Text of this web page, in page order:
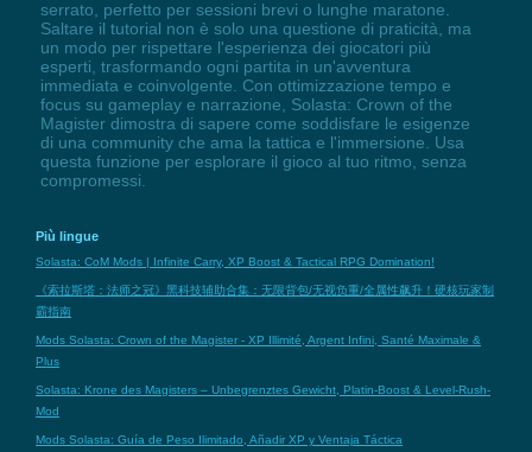
serrato, perfetto per sessioni brevi o lunghe maratone.
Saltare il tutorial non è solo una questione di praticità, ma
un modo per rispettare l'esperienza dei giocatori più
esperti, trasformando ogni partita in un'avventura
immediata e coinvolgente. Con ottimizzazione tempo e
focus su gameplay e narrazione, Solasta: Crown of the
Magister dimostra di sapere come soddisfare le esigenze
di una community che ama la tattica e l'immersione. Usa
questa funzione per esplorare il gioco al tuo ritmo, senza
compromessi.
Più lingue
Solasta: CoM Mods | Infinite Carry, XP Boost & Tactical RPG Domination!
《索拉斯塔：法师之冠》黑科技辅助合集：无限背包/无视负重/全属性飙升！硬核玩家制
霸指南
Mods Solasta: Crown of the Magister - XP Illimité, Argent Infini, Santé Maximale &
Plus
Solasta: Krone des Magisters – Unbegrenztes Gewicht, Platin-Boost & Level-Rush-
Mod
Mods Solasta: Guía de Peso Ilimitado, Añadir XP y Ventaja Táctica